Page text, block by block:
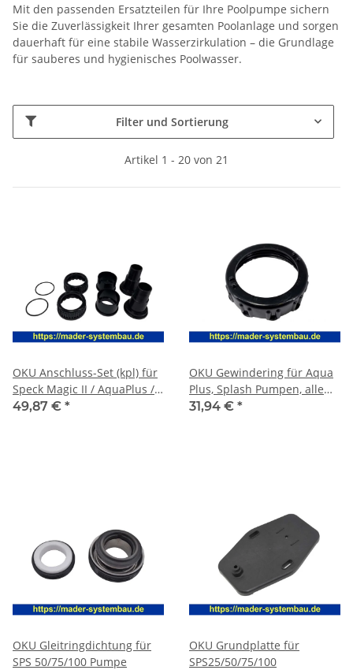
Mit den passenden Ersatzteilen für Ihre Poolpumpe sichern
Sie die Zuverlässigkeit Ihrer gesamten Poolanlage und sorgen
dauerhaft für eine stabile Wasserzirkulation – die Grundlage
für sauberes und hygienisches Poolwasser.
Filter und Sortierung
Artikel 1 - 20 von 21
OKU Anschluss-Set (kpl) für
Speck Magic II / AquaPlus /
Alpha
49,87 € *
OKU Gewindering für Aqua
Plus, Splash Pumpen, alle
BADU Alpha
31,94 € *
OKU Gleitringdichtung für
SPS 50/75/100 Pumpe
OKU Grundplatte für
SPS25/50/75/100